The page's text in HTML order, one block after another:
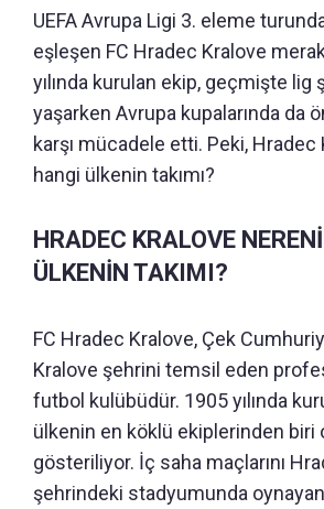
UEFA Avrupa Ligi 3. eleme
eşleşen FC Hradec Kralove
yılında kurulan ekip, geçmişte lig
yaşarken Avrupa kupalarında da
karşı mücadele etti. Peki,
hangi ülkenin takımı?
HRADEC KRALOVE
ÜLKENİN TAKIMI?
FC Hradec Kralove, Çek
Kralove şehrini temsil eden
futbol kulübüdür. 1905 yılında
ülkenin en köklü ekiplerinden biri
gösteriliyor. İç saha maçlarını
şehrindeki stadyumunda